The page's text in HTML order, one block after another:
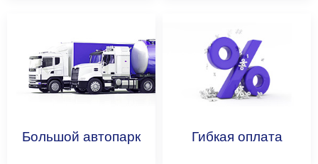
Большой автопарк Гибкая оплата